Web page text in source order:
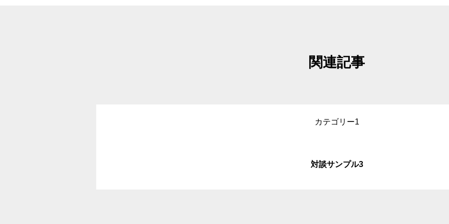
お問い合わせ
関連記事
カテゴリー1
対談サンプル3